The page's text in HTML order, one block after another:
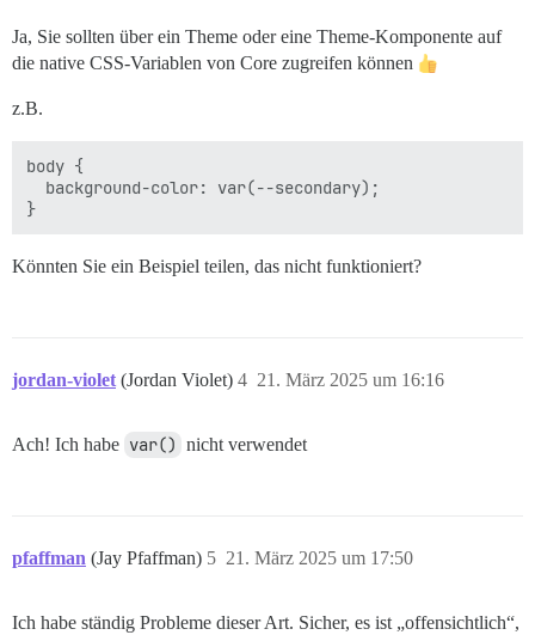
Ja, Sie sollten über ein Theme oder eine Theme-Komponente auf
die native CSS-Variablen von Core zugreifen können
z.B.
body {
  background-color: var(--secondary);
Könnten Sie ein Beispiel teilen, das nicht funktioniert?
jordan-violet (Jordan Violet) 21. März 2025 um 16:16
4
Ach! Ich habe var() nicht verwendet
pfaffman (Jay Pfaffman) 21. März 2025 um 17:50
5
Ich habe ständig Probleme dieser Art. Sicher, es ist „offensichtlich“,